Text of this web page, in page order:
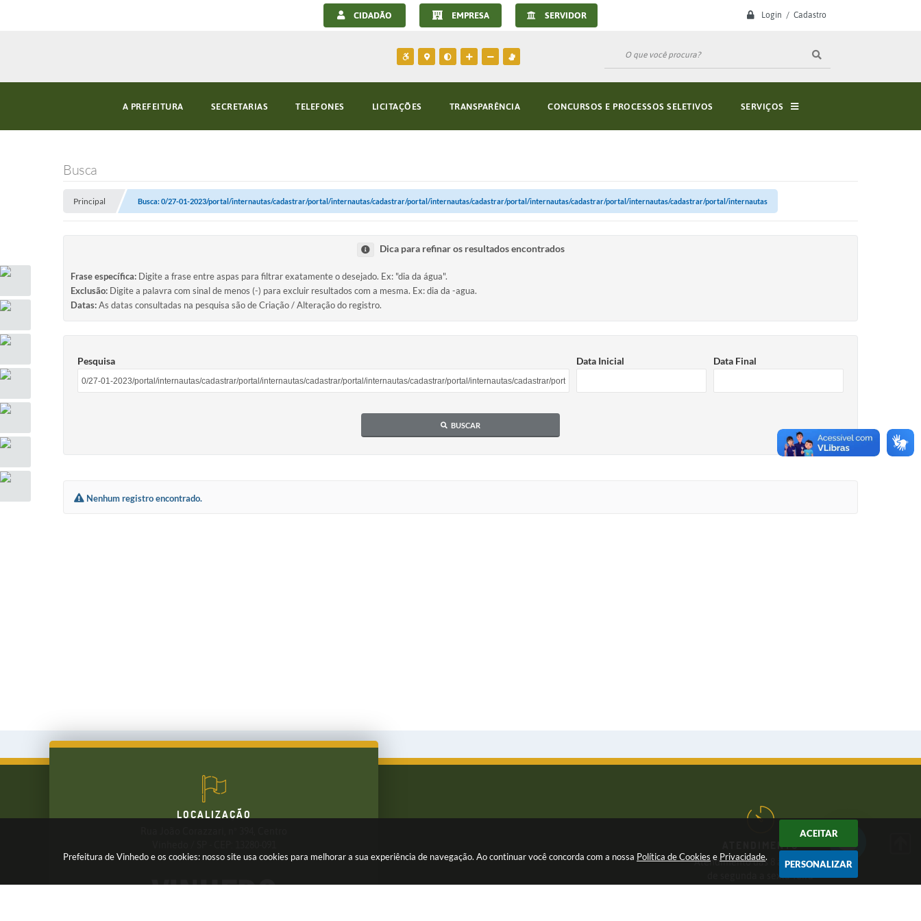
Prefeitura de Vinhedo e os cookies: nosso site usa cookies para melhorar a sua experiência de navegação. Ao continuar você concorda com a nossa Política de Cookies e Privacidade.
ACEITAR
PERSONALIZAR
Login / Cadastro
CIDADÃO EMPRESA SERVIDOR
A PREFEITURA SECRETARIAS TELEFONES LICITAÇÕES TRANSPARÊNCIA CONCURSOS E PROCESSOS SELETIVOS SERVIÇOS
Busca
Principal Busca: 0/27-01-2023/portal/internautas/cadastrar/portal/internautas/cadastrar/portal/internautas/cadastrar/portal/internautas/cadastrar/portal/internautas/cadastrar/portal/internautas
Dica para refinar os resultados encontrados
Frase específica: Digite a frase entre aspas para filtrar exatamente o desejado. Ex: "dia da água".
Exclusão: Digite a palavra com sinal de menos (-) para excluir resultados com a mesma. Ex: dia da -agua.
Datas:As datas consultadas na pesquisa são de Criação / Alteração do registro.
Pesquisa Data Inicial Data Final
BUSCAR
Nenhum registro encontrado.
(19) 3826-7800
ATENDIMENTO
Atendimento das 8 às 17 horas,
de segunda a sexta-feira
LOCALIZAÇÃO